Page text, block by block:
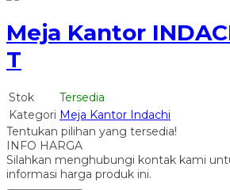
Meja Kantor
T
Stok
Tersedia
Kategori Meja Kantor Indachi
Tentukan pilihan yang tersedia!
INFO HARGA
Silahkan menghubungi kontak kami
informasi harga produk ini.